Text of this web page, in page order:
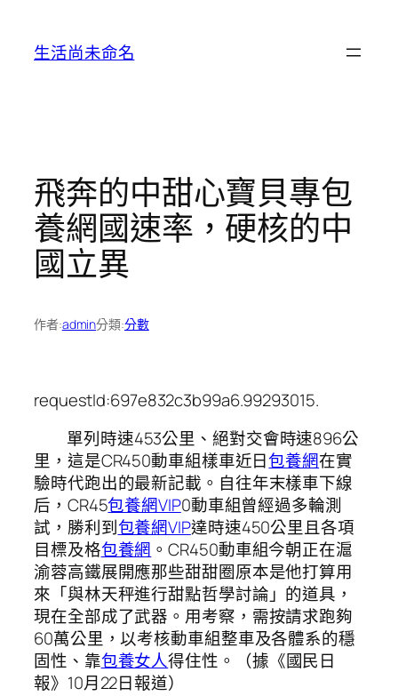
生活尚未命名
飛奔的中甜心寶貝專包
養網國速率，硬核的中
國立異
作者:admin分類:分數
requestId:697e832c3b99a6.99293015.
單列時速453公里、絕對交會時速896公
里，這是CR450動車組樣車近日包養網在實
驗時代跑出的最新記載。自往年末樣車下線
后，CR45包養網VIP0動車組曾經過多輪測
試，勝利到包養網VIP達時速450公里且各項
目標及格包養網 。CR450動車組今朝正在滬
渝蓉高鐵展開應那些甜甜圈原本是他打算用
來「與林天秤進行甜點哲學討論」的道具，
現在全部成了武器。用考察，需按請求跑夠
60萬公里，以考核動車組整車及各體系的穩
固性、靠包養女人得住性。（據《國民日
報》10月22日報道）